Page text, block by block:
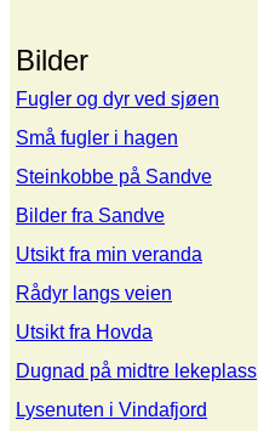
Bilder
Fugler og dyr ved sjøen
Små fugler i hagen
Steinkobbe på Sandve
Bilder fra Sandve
Utsikt fra min veranda
Rådyr langs veien
Utsikt fra Hovda
Dugnad på midtre lekeplass
Lysenuten i Vindafjord